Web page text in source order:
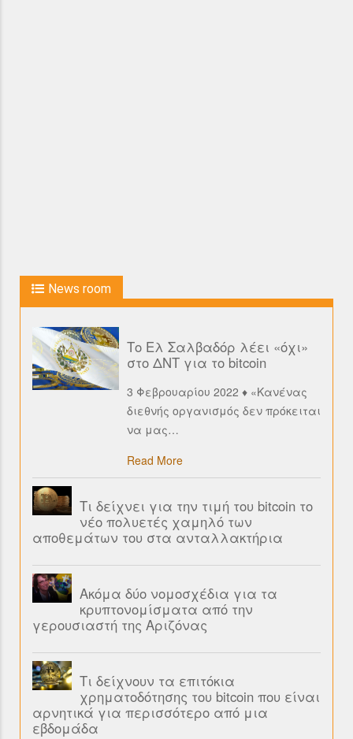
News room
Το Ελ Σαλβαδόρ λέει «όχι»
στο ΔΝΤ για το bitcoin
3 Φεβρουαρίου 2022 ♦ «Κανένας
διεθνής οργανισμός δεν πρόκειται
να μας…
Read More
Τι δείχνει για την τιμή του bitcoin το
νέο πολυετές χαμηλό των
αποθεμάτων του στα ανταλλακτήρια
Ακόμα δύο νομοσχέδια για τα
κρυπτονομίσματα από την
γερουσιαστή της Αριζόνας
Τι δείχνουν τα επιτόκια
χρηματοδότησης του bitcoin που είναι
αρνητικά για περισσότερο από μια
εβδομάδα